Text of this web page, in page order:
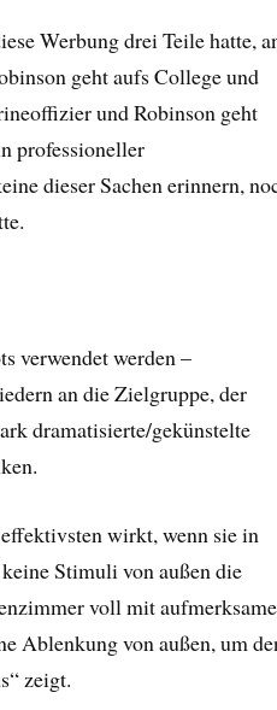
Werbung drei Teile hatte,
geht aufs College und
und Robinson geht
professioneller
dieser Sachen erinnern,
verwendet werden –
an die Zielgruppe, der
dramatisierte/gekünstelte
wirkt, wenn sie in
Stimuli von außen die
voll mit
Ablenkung von außen, um
zeigt.